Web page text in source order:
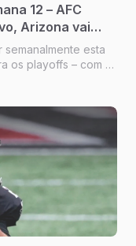
12 – AFC
Arizona vai
semanalmente esta
os playoffs – com a
na briga ou pode